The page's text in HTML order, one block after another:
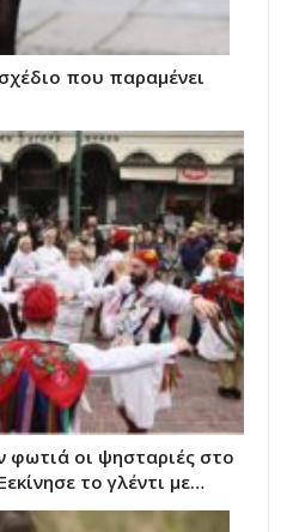
που παραμένει
φωτιά οι ψησταριές στο
το γλέντι με…